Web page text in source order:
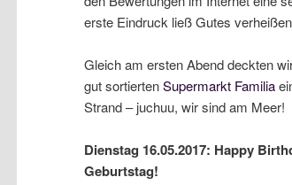
erste Eindruck ließ Gutes
Gleich am ersten Abend deckten
gut sortiertenSupermarkt Familia
Strand – juchuu, wir sind am Meer!
Dienstag 16.05.2017: Happy
Geburtstag!